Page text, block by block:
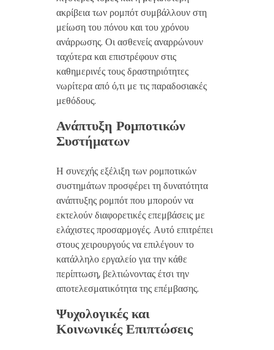
ακρίβεια των ρομπότ συμβάλλουν στη
μείωση του πόνου και του χρόνου
ανάρρωσης. Οι ασθενείς αναρρώνουν
ταχύτερα και επιστρέφουν στις
καθημερινές τους δραστηριότητες
νωρίτερα από ό,τι με τις παραδοσιακές
μεθόδους.
Ανάπτυξη Ρομποτικών
Συστήματων
Η συνεχής εξέλιξη των ρομποτικών
συστημάτων προσφέρει τη δυνατότητα
ανάπτυξης ρομπότ που μπορούν να
εκτελούν διαφορετικές επεμβάσεις με
ελάχιστες προσαρμογές. Αυτό επιτρέπει
στους χειρουργούς να επιλέγουν το
κατάλληλο εργαλείο για την κάθε
περίπτωση, βελτιώνοντας έτσι την
αποτελεσματικότητα της επέμβασης.
Ψυχολογικές και
Κοινωνικές Επιπτώσεις